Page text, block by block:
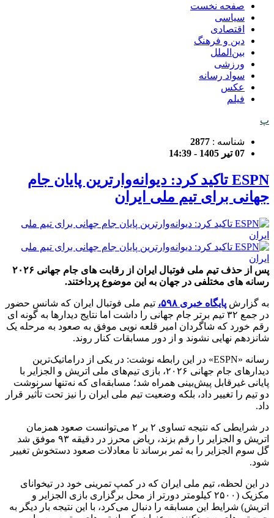
صفحه نخست
سیاسی
اقتصادی
دین و فرهنگ
بین‌الملل
ورزشی
سواد رسانه
عکس
فیلم
پ
شناسه : 2877
07 تیر 1405 - 14:39
ESPN تاکید کرد: دیوانه‌وارترین پایان جام
جهانی برای تیم ملی ایران
پس از حذف تیم ملی فوتبال ایران از رقابت های جام جهانی ۲۰۲۶
رسانه های مختلفی در جهان به این موضوع پرداختند.
به گزارش پایگاه خبری ۵۹۸،
تیم ملی فوتبال ایران که شانس حضور
در جمع ۳۲ تیم برتر جام جهانی را داشت اما نتایج دیدارها به گونه ای
رقم خورد که شاگردان امیر قلعه نویی موفق به صعود به مرحله یک
شانزدهم نهایی نشوند و از دور مسابقات کنار روند.
رسانه «ESPN» در این رابطه نوشت: در یکی از دراماتیک‌ترین
دیدارهای جام جهانی ۲۰۲۶، بازی تیم‌های ملی اتریش و الجزایر با
پایانی غیرقابل پیش‌بینی همراه شد؛ مسابقه‌ای که نه‌تنها سرنوشت
دو تیم را تغییر داد، بلکه وضعیت تیم ملی ایران را نیز تحت تأثیر قرار
داد.
در شرایطی که نتیجه تساوی ۲ بر ۲ می‌توانست صعود همزمان
اتریش و الجزایر را رقم بزند، ریاض محرز در دقیقه ۹۳ موفق شد
گل سوم الجزایر را به ثمر برساند تا معادلات صعود دستخوش تغییر
شود.
در این لحظه، تیم ملی ایران که در کمپ تمرینی خود در تیخوانای
مکزیک (۲۵۰۰ کیلومتر دورتر از محل برگزاری بازی الجزایر و
اتریش) شرایط این مسابقه را دنبال می‌کرد، با این نتیجه بار دیگر به